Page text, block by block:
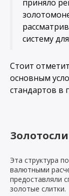
приняло
систему
Стоит
основным
стандартов в
Эта структура
валютными
предоставляли
золотые слитки.